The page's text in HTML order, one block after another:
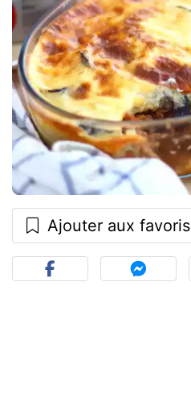
Ajouter aux favoris